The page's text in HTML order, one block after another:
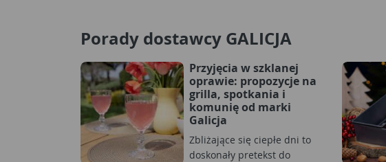
Porady dostawcy GALICJA
Przyjęcia w szklanej
oprawie: propozycje na
grilla, spotkania i
komunię od marki
Galicja
Zbliżające się ciepłe dni to
doskonały pretekst do